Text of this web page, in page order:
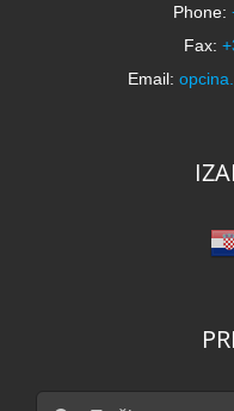
Phone:
Fax:
Email:
Traži...